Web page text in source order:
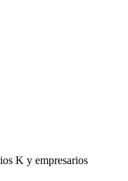
K y empresarios